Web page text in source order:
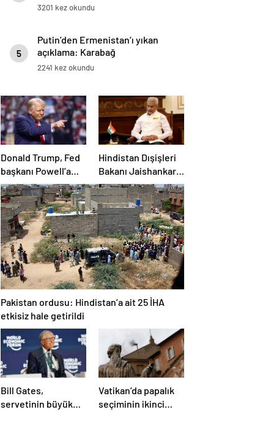
3201 kez okundu
5
Putin’den Ermenistan’ı yıkan
açıklama: Karabağ
Azerbaycan’ın ayrılmaz bir
2241 kez okundu
Donald Trump, Fed
başkanı Powell’a
hakaret etti: Aptal
Hindistan Dışişleri
Bakanı Jaishankar:
Gerilimi artırmak
gibi bir niyetimiz
yok
Pakistan ordusu: Hindistan’a ait 25 İHA
etkisiz hale getirildi
Bill Gates,
servetinin büyük
Vatikan’da papalık
seçiminin ikinci